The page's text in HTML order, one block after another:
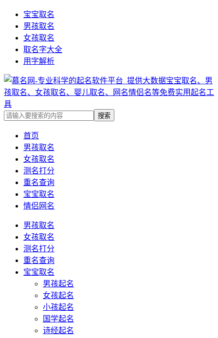
宝宝取名
男孩取名
女孩取名
取名字大全
用字解析
首页
男孩取名
女孩取名
测名打分
重名查询
宝宝取名
情侣网名
男孩取名
女孩取名
测名打分
重名查询
宝宝取名
男孩起名
女孩起名
小孩起名
国学起名
诗经起名